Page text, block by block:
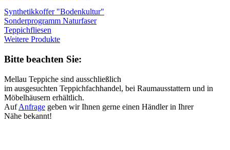
Synthetikkoffer "Bodenkultur"
Sonderprogramm Naturfaser
Teppichfliesen
Weitere Produkte
Bitte beachten Sie:
Mellau Teppiche sind ausschließlich
im ausgesuchten Teppichfachhandel, bei Raumausstattern und in
Möbelhäusern erhältlich.
AufAnfrage geben wir Ihnen gerne einen Händler in Ihrer
Nähe bekannt!